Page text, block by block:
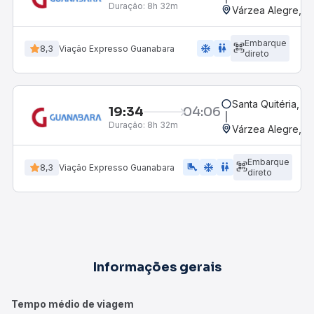
Duração: 8h 32m Várzea Alegre,
8,3 Viação Expresso Guanabara ac_unit wc
Embarque
direto
19:34 04:06
Duração: 8h 32m
Santa Quitéria, CE
Várzea Alegre,
8,3 Viação Expresso Guanabara airline_seat_legroom_extra ac_unit wc
Embarque
direto
Informações gerais
Tempo médio de viagem